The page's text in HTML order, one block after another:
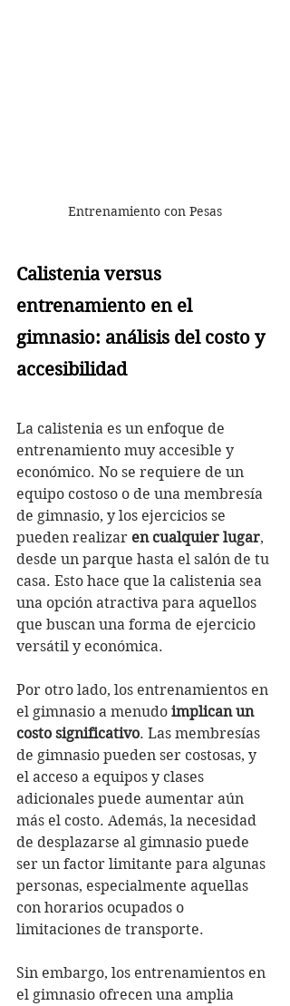
Entrenamiento con Pesas
Calistenia versus
entrenamiento en el
gimnasio: análisis del costo y
accesibilidad
La calistenia es un enfoque de
entrenamiento muy accesible y
económico. No se requiere de un
equipo costoso o de una membresía
de gimnasio, y los ejercicios se
pueden realizar en cualquier lugar,
desde un parque hasta el salón de tu
casa. Esto hace que la calistenia sea
una opción atractiva para aquellos
que buscan una forma de ejercicio
versátil y económica.
Por otro lado, los entrenamientos en
el gimnasio a menudo implican un
costo significativo. Las membresías
de gimnasio pueden ser costosas, y
el acceso a equipos y clases
adicionales puede aumentar aún
más el costo. Además, la necesidad
de desplazarse al gimnasio puede
ser un factor limitante para algunas
personas, especialmente aquellas
con horarios ocupados o
limitaciones de transporte.
Sin embargo, los entrenamientos en
el gimnasio ofrecen una amplia